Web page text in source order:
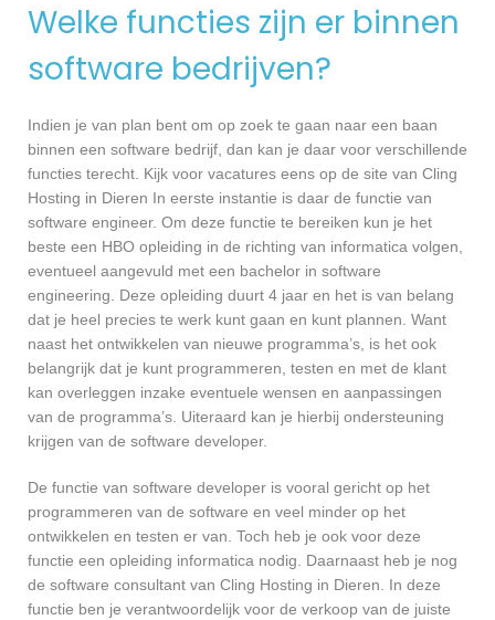
Welke functies zijn er binnen
software bedrijven?
Indien je van plan bent om op zoek te gaan naar een baan
binnen een software bedrijf, dan kan je daar voor verschillende
functies terecht. Kijk voor vacatures eens op de site van Cling
Hosting in Dieren In eerste instantie is daar de functie van
software engineer. Om deze functie te bereiken kun je het
beste een HBO opleiding in de richting van informatica volgen,
eventueel aangevuld met een bachelor in software
engineering. Deze opleiding duurt 4 jaar en het is van belang
dat je heel precies te werk kunt gaan en kunt plannen. Want
naast het ontwikkelen van nieuwe programma’s, is het ook
belangrijk dat je kunt programmeren, testen en met de klant
kan overleggen inzake eventuele wensen en aanpassingen
van de programma’s. Uiteraard kan je hierbij ondersteuning
krijgen van de software developer.
De functie van software developer is vooral gericht op het
programmeren van de software en veel minder op het
ontwikkelen en testen er van. Toch heb je ook voor deze
functie een opleiding informatica nodig. Daarnaast heb je nog
de software consultant van Cling Hosting in Dieren. In deze
functie ben je verantwoordelijk voor de verkoop van de juiste